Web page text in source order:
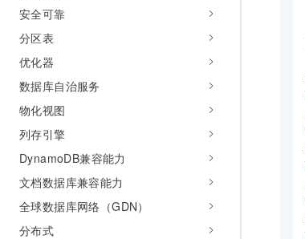
安全可靠
分区表
优化器
数据库自治服务
物化视图
列存引擎
DynamoDB兼容能力
文档数据库兼容能力
全球数据库网络（GDN）
分布式